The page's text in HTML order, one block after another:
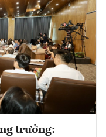
trưởng: